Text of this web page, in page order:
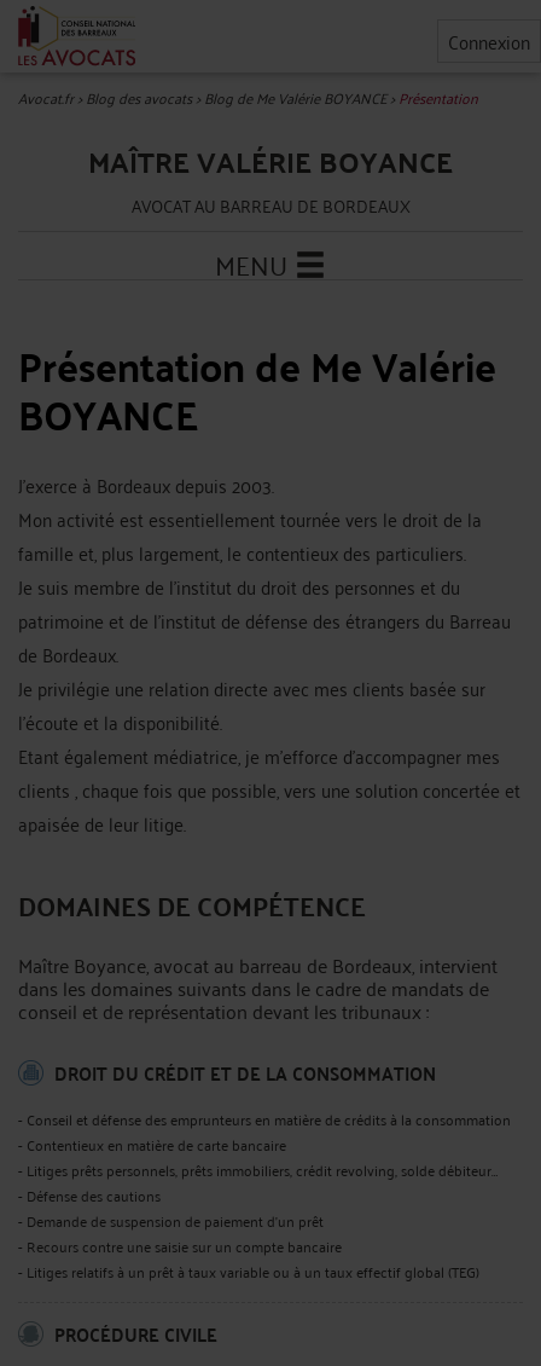
Connexion
Avocat.fr>Blog des avocats>Blog de Me Valérie BOYANCE>Présentation
MAÎTRE VALÉRIE BOYANCE
AVOCAT AU BARREAU DE BORDEAUX
MENU
Présentation de Me Valérie
BOYANCE
J'exerce à Bordeaux depuis 2003.
Mon activité est essentiellement tournée vers le droit de la
famille et, plus largement, le contentieux des particuliers.
Je suis membre de l'institut du droit des personnes et du
patrimoine et de l’institut de défense des étrangers du Barreau
de Bordeaux.
Je privilégie une relation directe avec mes clients basée sur
l'écoute et la disponibilité.
Etant également médiatrice, je m'efforce d'accompagner mes
clients , chaque fois que possible, vers une solution concertée et
apaisée de leur litige.
DOMAINES DE COMPÉTENCE
Maître Boyance, avocat au barreau de Bordeaux, intervient
dans les domaines suivants dans le cadre de mandats de
conseil et de représentation devant les tribunaux :
DROIT DU CRÉDIT ET DE LA CONSOMMATION
- Conseil et défense des emprunteurs en matière de crédits à la consommation
- Contentieux en matière de carte bancaire
- Litiges prêts personnels, prêts immobiliers, crédit revolving, solde débiteur…
- Défense des cautions
- Demande de suspension de paiement d'un prêt
- Recours contre une saisie sur un compte bancaire
- Litiges relatifs à un prêt à taux variable ou à un taux effectif global (TEG)
PROCÉDURE CIVILE